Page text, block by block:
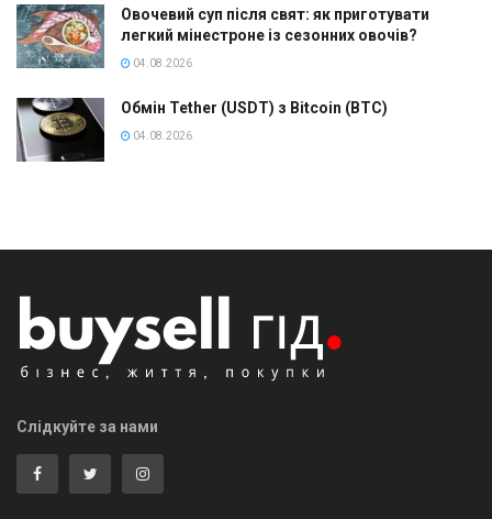
Овочевий суп після свят: як приготувати
легкий мінестроне із сезонних овочів?
04.08.2026
Обмін Tether (USDT) з Bitcoin (BTC)
04.08.2026
Слідкуйте за нами